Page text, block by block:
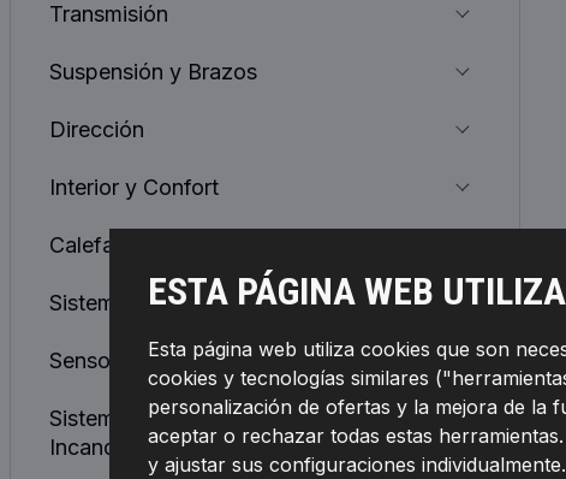
ESTA PÁGINA WEB
Esta página web utiliza cookies que son
cookies y tecnologías similares
personalización de ofertas y la mejora de la
aceptar o rechazar todas estas
y ajustar sus configuraciones
Transmisión
Suspensión y Brazos
Dirección
Interior y Confort
Calefacción/ventilación
Sistema De Refrigeración de Motor
Sensores, Relés, Unidades De Control
Sistema De Encendido e
Incandescencia